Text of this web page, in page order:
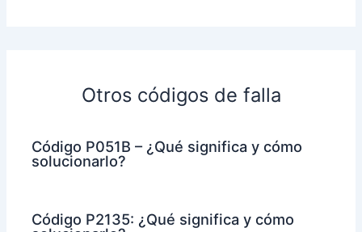
Otros códigos de falla
Código P051B – ¿Qué significa y cómo
solucionarlo?
Código P2135: ¿Qué significa y cómo